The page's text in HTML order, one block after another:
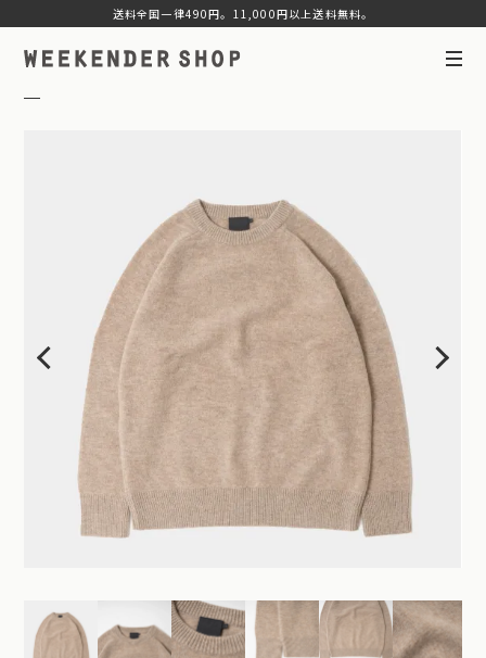
送料全国一律490円。11,000円以上送料無料。